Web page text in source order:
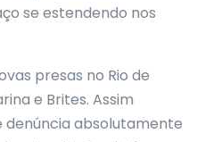
se estendendo nos
presas no Rio de
e Brites. Assim
absolutamente